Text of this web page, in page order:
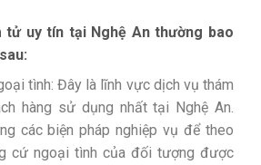
tử uy tín tại Nghệ An thường bao
tình: Đây là lĩnh vực dịch vụ thám
hàng sử dụng nhất tại Nghệ An.
các biện pháp nghiệp vụ để theo
cứ ngoại tình của đối tượng được